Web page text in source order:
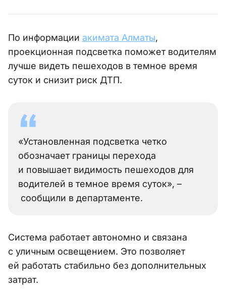
По информации акимата Алматы,
проекционная подсветка поможет водителям
лучше видеть пешеходов в темное время
суток и снизит риск ДТП.
«Установленная подсветка четко
обозначает границы перехода
и повышает видимость пешеходов для
водителей в темное время суток», –
сообщили в департаменте.
Система работает автономно и связана
с уличным освещением. Это позволяет
ей работать стабильно без дополнительных
затрат.